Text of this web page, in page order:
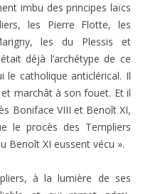
imbu des principes laïcs
les Pierre Flotte, les
les du Plessis et
déjà l’archétype de ce
le catholique anticlérical. Il
marchât à son fouet. Et il
Boniface VIII et Benoît XI,
le procès des Templiers
Benoît XI eussent vécu ».
à la lumière de ses